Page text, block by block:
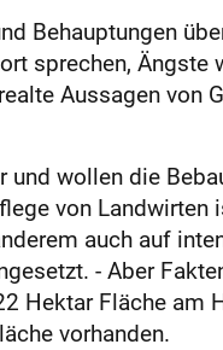
Behauptungen
sprechen, Ängste
Aussagen von
und wollen die
von Landwirten
auch auf
- Aber
Hektar Fläche am
vorhanden.